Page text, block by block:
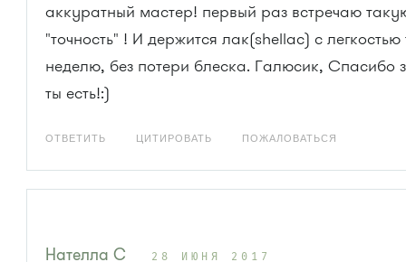
аккуратный мастер! первый раз встречаю
"точность" ! И держится лак(shеllас) с легкостью
неделю, без потери блеска. Галюсик, Спасибо
ты есть!:)
ОТВЕТИТЬ ЦИТИРОВАТЬ ПОЖАЛОВАТЬСЯ
Нателла С 28 ИЮНЯ 2017